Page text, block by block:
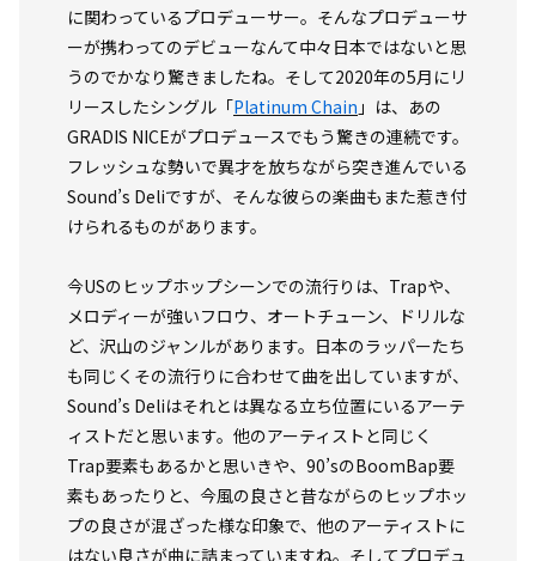
に関わっているプロデューサー。そんなプロデューサ
ーが携わってのデビューなんて中々日本ではないと思
うのでかなり驚きましたね。そして2020年の5月にリ
リースしたシングル「Platinum Chain 」は、あの
GRADIS NICEがプロデュースでもう驚きの連続です。
フレッシュな勢いで異才を放ちながら突き進んでいる
Sound’s Deliですが、そんな彼らの楽曲もまた惹き付
けられるものがあります。
今USのヒップホップシーンでの流行りは、Trapや、
メロディーが強いフロウ、オートチューン、ドリルな
ど、沢山のジャンルがあります。日本のラッパーたち
も同じくその流行りに合わせて曲を出していますが、
Sound’s Deliはそれとは異なる立ち位置にいるアーテ
ィストだと思います。他のアーティストと同じく
Trap要素もあるかと思いきや、90’sのBoomBap要
素もあったりと、今風の良さと昔ながらのヒップホッ
プの良さが混ざった様な印象で、他のアーティストに
はない良さが曲に詰まっていますね。そしてプロデュ